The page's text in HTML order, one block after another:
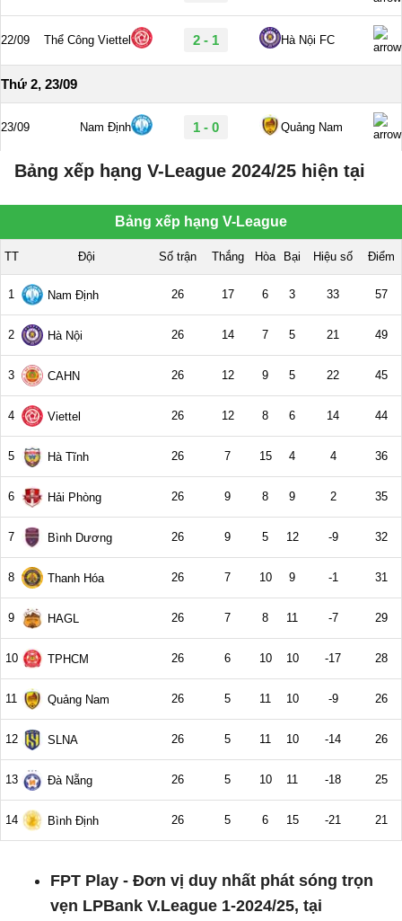
Bảng xếp hạng V-League 2024/25 hiện tại
FPT Play - Đơn vị duy nhất phát sóng trọn
vẹn LPBank V.League 1-2024/25, tại